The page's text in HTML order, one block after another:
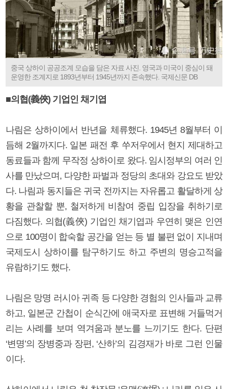
중국 상하이 공공조계 모습을 담은 자료 사진. 영국과 미국이 중심이 돼
운영한 조계지로 1893년부터 1945년까지 존속했다. 국제신문 DB
■의협(義俠) 기업인 채기엽
나림은 상하이에서 반년을 체류했다. 1945년 8월부터 이
듬해 2월까지다. 일본 패전 후 쑤저우에서 현지 제대하고
동료들과 함께 무작정 상하이로 왔다. 임시정부의 여러 인
사를 만났으며, 다양한 파벌과 정당의 초대와 강요도 받았
다. 나림과 동지들은 귀국 전까지는 자유롭고 활달하게 상
황을 관찰할 뿐, 철저하게 비참여 중립 입장을 취하기로
다짐했다. 의협(義俠) 기업인 채기엽과 우연히 맺은 인연
으로 100명이 합숙할 공간을 얻는 등 별 불편 없이 지내며
국제도시 상하이를 탐구하기도 하고 주변의 명승고적을
유람하기도 했다.
나림은 망명 러시아 귀족 등 다양한 경험의 인사들과 교류
하고, 일본군 간첩이 순식간에 애국자로 표변해 거들먹거
리는 사례를 보며 역겨움과 분노를 느끼기도 한다. 단편
‘변명’의 장병중과 장편, ‘산하’의 김경재가 바로 그런 인물
이다.